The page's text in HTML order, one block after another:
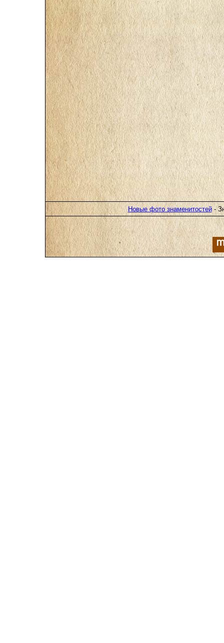
Новые фото знаменитостей-